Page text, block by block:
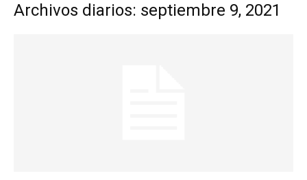
Archivos diarios: septiembre 9, 2021